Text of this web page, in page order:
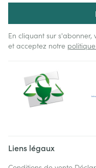
En cliquant sur
et acceptez notre
Liens légaux